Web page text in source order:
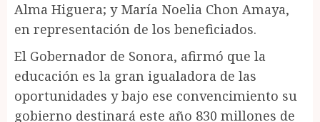
Alma Higuera; y María Noelia Chon Amaya,
en representación de los beneficiados.
El Gobernador de Sonora, afirmó que la
educación es la gran igualadora de las
oportunidades y bajo ese convencimiento su
gobierno destinará este año 830 millones de